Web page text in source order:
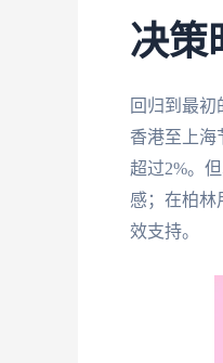
决策
回归到最初
香港至上海
超过2%。
感；在柏林
效支持。